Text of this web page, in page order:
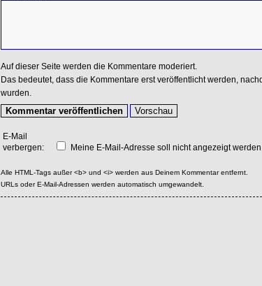
Auf dieser Seite werden die Kommentare moderiert.
Das bedeutet, dass die Kommentare erst veröffentlicht werden,
wurden.
E-Mail
verbergen:
Meine E-Mail-Adresse soll nicht angezeigt werden.
Alle HTML-Tags außer <b> und <i> werden aus Deinem Kommentar entfernt.
URLs oder E-Mail-Adressen werden automatisch umgewandelt.